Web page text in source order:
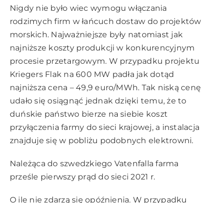
Nigdy nie było wiec wymogu włączania
rodzimych firm w łańcuch dostaw do projektów
morskich. Najważniejsze były natomiast jak
najniższe koszty produkcji w konkurencyjnym
procesie przetargowym. W przypadku projektu
Kriegers Flak na 600 MW padła jak dotąd
najniższa cena – 49,9 euro/MWh. Tak niską cenę
udało się osiągnąć jednak dzięki temu, że to
duńskie państwo bierze na siebie koszt
przyłączenia farmy do sieci krajowej, a instalacja
znajduje się w pobliżu podobnych elektrowni.
Należąca do szwedzkiego Vatenfalla farma
prześle pierwszy prąd do sieci 2021 r.
O ile nie zdarzą się opóźnienia. W przypadku